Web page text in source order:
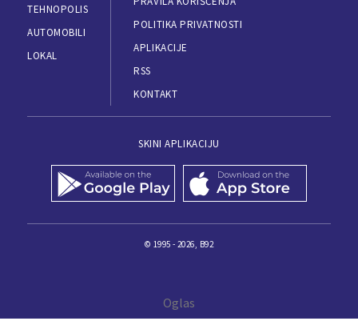
TEHNOPOLIS
AUTOMOBILI
LOKAL
POLITIKA PRIVATNOSTI
APLIKACIJE
RSS
KONTAKT
SKINI APLIKACIJU
© 1995 - 2026, B92